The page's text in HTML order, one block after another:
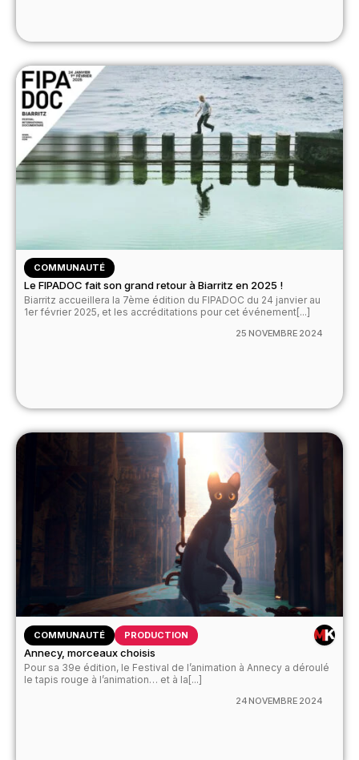
COMMUNAUTÉ
Le FIPADOC fait son grand retour à Biarritz en 2025 !
Biarritz accueillera la 7ème édition du FIPADOC du 24 janvier au
1er février 2025, et les accréditations pour cet événement[...]
25 NOVEMBRE 2024
COMMUNAUTÉ PRODUCTION
Annecy, morceaux choisis
Pour sa 39e édition, le Festival de l’animation à Annecy a déroulé
le tapis rouge à l’animation… et à la[...]
24 NOVEMBRE 2024